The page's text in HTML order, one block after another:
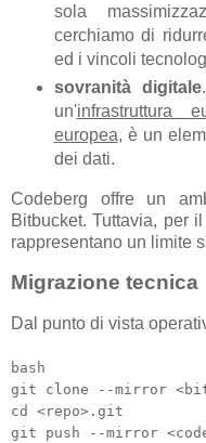
sola
cerchiamo di
ed i vincoli
sovranità digitale
un'infrastruttura
europea, è un
dei dati.
Codeberg offre un
Bitbucket. Tuttavia, per
rappresentano un limite
Migrazione tecnica
Dal punto di vista
bash
git clone --mirror
cd <repo>.git
git push --mirror